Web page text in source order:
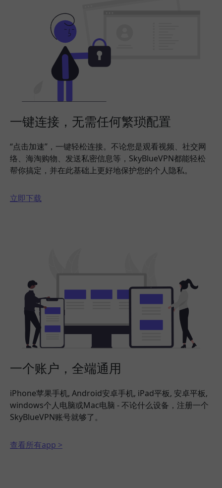
一键连接，无需任何繁琐配置
“点击加速”，一键轻松连接。不论您是观看视频、社交网
络、海淘购物、发送私密信息等，SkyBlueVPN都能轻松
帮你搞定，并在此基础上更好地保护您的个人隐私。
立即下载
一个账户，全端通用
iPhone苹果手机, Android安卓手机, iPad平板, 安卓平板,
windows个人电脑或Mac电脑 - 不论什么设备，注册一个
SkyBlueVPN账号就够了。
查看所有app >